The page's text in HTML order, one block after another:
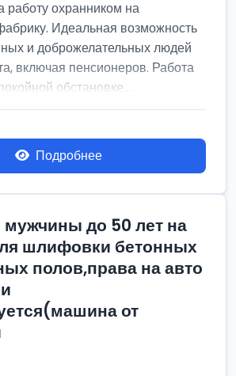
охранником на
Идеальная возможность
и доброжелательных людей
включая пенсионеров. Работа
обстановке....
Подробнее
мужчины до 50 лет на
шлифовки бетонных
полов,права на авто
от